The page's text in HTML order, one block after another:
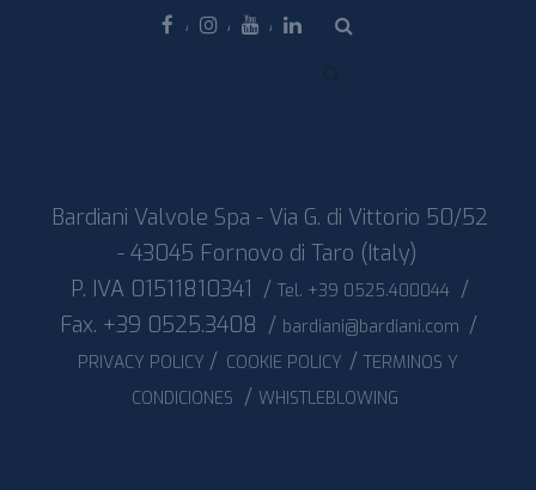
Bardiani Valvole Spa - Via G. di Vittorio 50/52
- 43045 Fornovo di Taro (Italy)
P. IVA 01511810341 / Tel. +39 0525.400044 /
Fax. +39 0525.3408 / bardiani@bardiani.com /
PRIVACY POLICY / COOKIE POLICY / TERMINOS Y
CONDICIONES / WHISTLEBLOWING